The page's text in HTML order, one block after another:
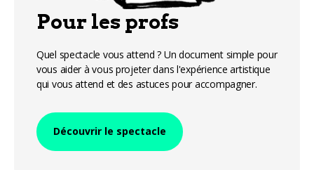
Pour les profs
Quel spectacle vous attend ? Un document simple pour
vous aider à vous projeter dans l'expérience artistique
qui vous attend et des astuces pour accompagner.
Découvrir le spectacle